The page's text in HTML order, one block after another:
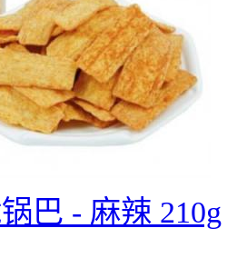
巴 - 麻辣 210g